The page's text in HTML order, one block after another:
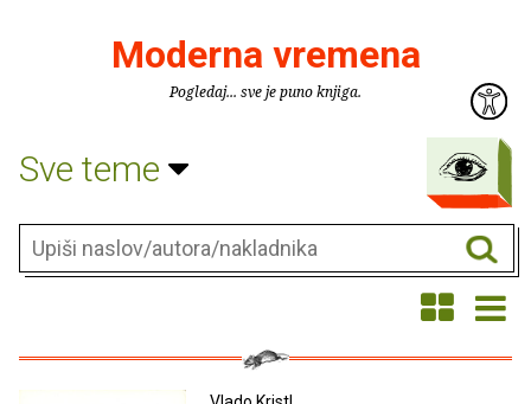
Moderna vremena
Pogledaj... sve je puno knjiga.
Sve teme